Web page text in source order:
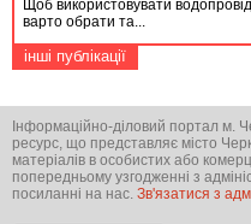
Щоб використовувати
варто обрати та...
інші публікації
Інформаційно-діловий портал м.
ресурс, що представляє місто
матеріалів в особистих або
попередньому узгодженні з
посиланні на нас. Зв'язатися з